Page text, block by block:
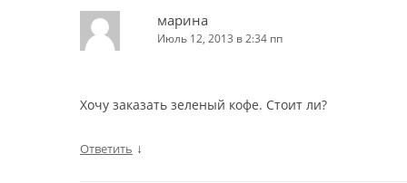
марина
Июль 12, 2013 в 2:34 пп
Хочу заказать зеленый кофе. Стоит ли?
Ответить ↓